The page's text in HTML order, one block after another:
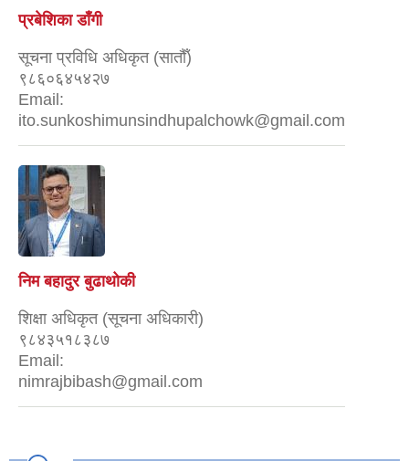
प्रबेशिका डाँगी
सूचना प्रविधि अधिकृत (सातौँ)
९८६०६४५४२७
Email:
ito.sunkoshimunsindhupalchowk@gmail.com
निम बहादुर बुढाथोकी
शिक्षा अधिकृत (सूचना अधिकारी)
९८४३५१८३८७
Email:
nimrajbibash@gmail.com